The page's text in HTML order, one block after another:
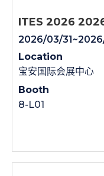
ITES 2026
2026/03/
Location
宝安国际会展中心
Booth
8-L01